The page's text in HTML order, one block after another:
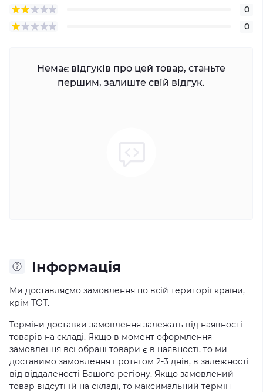
0
0
Немає відгуків про цей товар, станьте
першим, залиште свій відгук.
Iнформація
Ми доставляємо замовлення по всій території країни,
крім ТОТ.
Терміни доставки замовлення залежать від наявності
товарів на складі. Якщо в момент оформлення
замовлення всі обрані товари є в наявності, то ми
доставимо замовлення протягом 2-3 днів, в залежності
від віддаленості Вашого регіону. Якщо замовлений
товар відсутній на складі, то максимальний термін